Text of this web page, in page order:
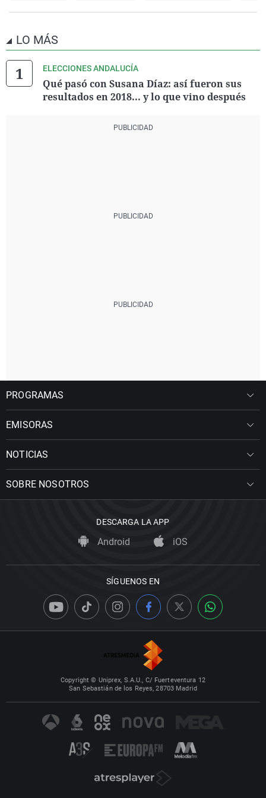
JxG
0 0,04
1.299
SOMOS FUTURO
DESPIERTA
0 0,01
258
IZAR
YA!
LO MÁS
ELECCIONES ANDALUCÍA
Qué pasó con Susana Díaz: así fueron sus
resultados en 2018... y lo que vino después
PROGRAMAS
EMISORAS
NOTICIAS
SOBRE NOSOTROS
DESCARGA LA APP
Android iOS
SÍGUENOS EN
Copyright © Uniprex, S.A.U., C/ Fuerteventura 12
San Sebastián de los Reyes, 28703 Madrid